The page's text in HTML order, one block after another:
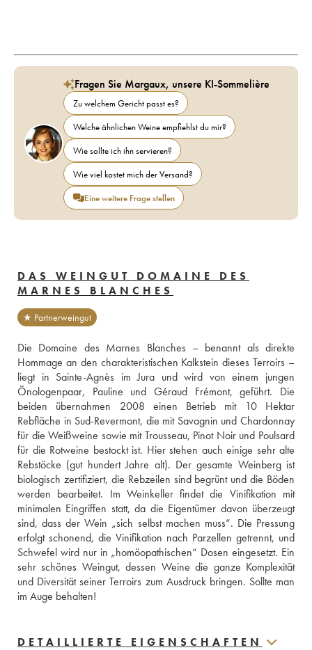
Fragen Sie Margaux, unsere KI-Sommelière
Zu welchem Gericht passt es?
Welche ähnlichen Weine empfiehlst du mir?
Wie sollte ich ihn servieren?
Wie viel kostet mich der Versand?
Eine weitere Frage stellen
DAS WEINGUT DOMAINE DES
MARNES BLANCHES
★ Partnerweingut
Die Domaine des Marnes Blanches – benannt als direkte
Hommage an den charakteristischen Kalkstein dieses Terroirs –
liegt in Sainte-Agnès im Jura und wird von einem jungen
Önologenpaar, Pauline und Géraud Frémont, geführt. Die
beiden übernahmen 2008 einen Betrieb mit 10 Hektar
Rebfläche in Sud-Revermont, die mit Savagnin und Chardonnay
für die Weißweine sowie mit Trousseau, Pinot Noir und Poulsard
für die Rotweine bestockt ist. Hier stehen auch einige sehr alte
Rebstöcke (gut hundert Jahre alt). Der gesamte Weinberg ist
biologisch zertifiziert, die Rebzeilen sind begrünt und die Böden
werden bearbeitet. Im Weinkeller findet die Vinifikation mit
minimalen Eingriffen statt, da die Eigentümer davon überzeugt
sind, dass der Wein „sich selbst machen muss“. Die Pressung
erfolgt schonend, die Vinifikation nach Parzellen getrennt, und
Schwefel wird nur in „homöopathischen“ Dosen eingesetzt. Ein
sehr schönes Weingut, dessen Weine die ganze Komplexität
und Diversität seiner Terroirs zum Ausdruck bringen. Sollte man
im Auge behalten!
DETAILLIERTE EIGENSCHAFTEN